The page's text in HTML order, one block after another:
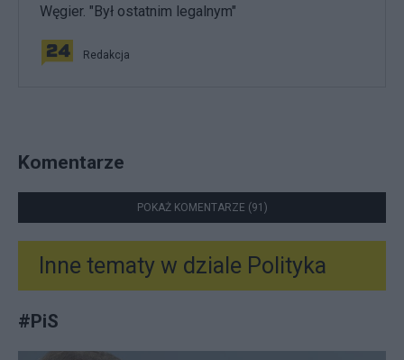
Węgier. "Był ostatnim legalnym"
Redakcja
Komentarze
POKAŻ KOMENTARZE (91)
Inne tematy w dziale Polityka
#PiS